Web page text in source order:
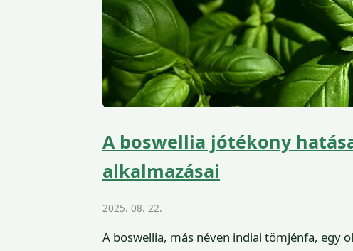
A boswellia jótékony
alkalmazásai
2025. 08. 22.
A boswellia, más néven indiai tömjénfa, egy